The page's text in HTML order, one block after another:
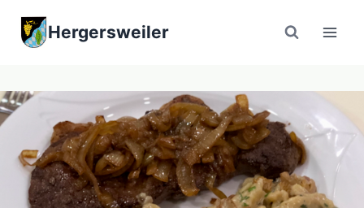
Inhalt
Hergersweiler